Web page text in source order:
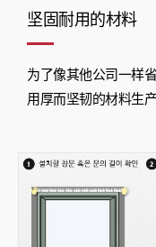
坚固耐用的材料
为了像其他公司一样
用厚而坚韧的材料生产